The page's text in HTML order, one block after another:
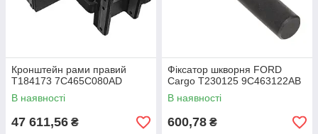
Кронштейн рами правий
T184173 7C465C080AD
В наявності
47 611,56 ₴
Фіксатор шкворня FORD
Cargo T230125 9C463122AB
В наявності
600,78 ₴